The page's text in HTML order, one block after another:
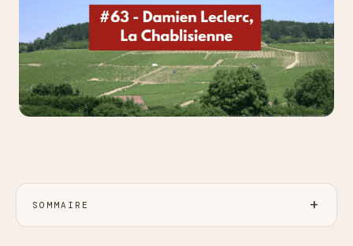
SOMMAIRE